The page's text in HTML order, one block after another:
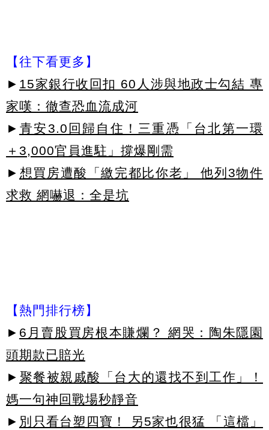
【往下看更多】
► 15家銀行收回扣 60人涉與地政士勾結 專
家嘆：徹查恐血流成河
► 青安3.0回歸自住！三重憑「台北第一環
＋3,000官員進駐」撐爆剛需
► 想買房遭酸「繳完都比你老」 他列3物件
求救 網嚇退：全是坑
【熱門排行榜】
► 6月賣股買房根本賺爛？ 網哭：陶朱隱園
頭期款已賠光
► 聚餐被親戚酸「台大的還找不到工作」！
媽一句神回戰場秒靜音
► 別只看台塑四寶！ 另5家也很猛 「這檔」